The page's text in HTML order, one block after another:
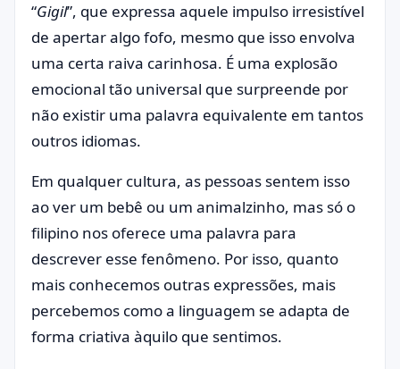
“Gigil”, que expressa aquele impulso irresistível
de apertar algo fofo, mesmo que isso envolva
uma certa raiva carinhosa. É uma explosão
emocional tão universal que surpreende por
não existir uma palavra equivalente em tantos
outros idiomas.
Em qualquer cultura, as pessoas sentem isso
ao ver um bebê ou um animalzinho, mas só o
filipino nos oferece uma palavra para
descrever esse fenômeno. Por isso, quanto
mais conhecemos outras expressões, mais
percebemos como a linguagem se adapta de
forma criativa àquilo que sentimos.